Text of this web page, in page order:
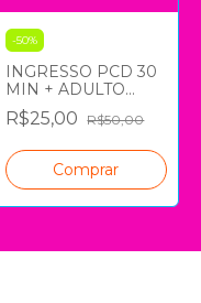
-50%
INGRESSO PCD 30
MIN + ADULTO
CORTESIA
R$25,00 R$50,00